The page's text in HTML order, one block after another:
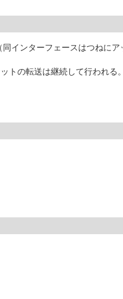
インターフェースはつねにア
トの転送は継続して行われる